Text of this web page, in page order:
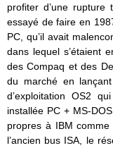
profiter d’une rupture
essayé de faire en
PC, qu’il avait
dans lequel s’étaient
des Compaq et des
du marché en
d’exploitation OS2
installée PC + MS-
propres à IBM
l’ancien bus ISA, le